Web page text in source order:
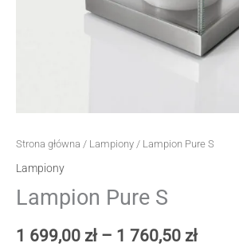
Strona główna / Lampiony / Lampion Pure S
Lampiony
Lampion Pure S
1 699,00 zł – 1 760,50 złZakres